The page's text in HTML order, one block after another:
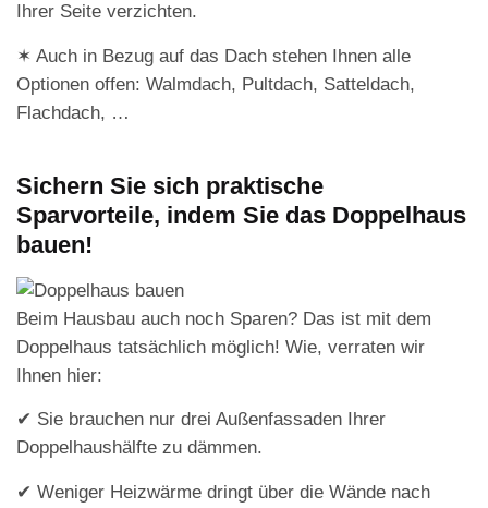
Ihrer Seite verzichten.
✶ Auch in Bezug auf das Dach stehen Ihnen alle
Optionen offen: Walmdach, Pultdach, Satteldach,
Flachdach, …
Sichern Sie sich praktische
Sparvorteile, indem Sie das Doppelhaus
bauen!
Beim Hausbau auch noch Sparen? Das ist mit dem
Doppelhaus tatsächlich möglich! Wie, verraten wir
Ihnen hier:
✔ Sie brauchen nur drei Außenfassaden Ihrer
Doppelhaushälfte zu dämmen.
✔ Weniger Heizwärme dringt über die Wände nach